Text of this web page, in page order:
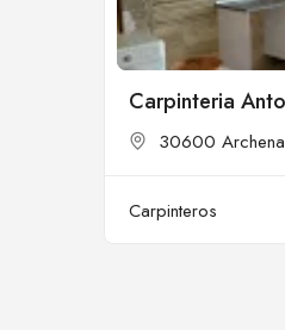
Carpinteria
30600 Archena
Carpinteros